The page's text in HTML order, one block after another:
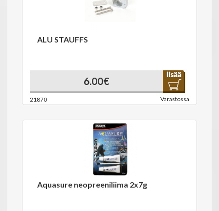
ALU STAUFFS
6.00€
21870 Varastossa
Aquasure neopreeniliima 2x7g